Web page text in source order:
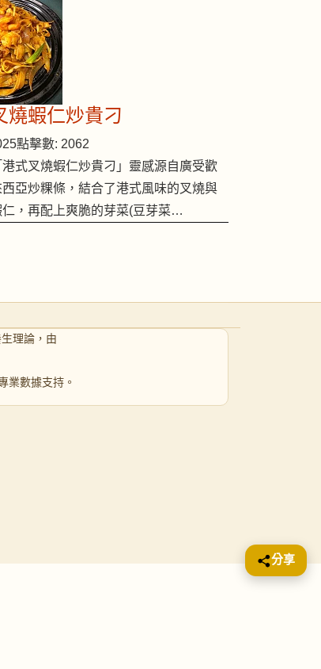
燒蝦仁炒貴刁
點擊數: 2062
式叉燒蝦仁炒貴刁」靈感源自廣受歡
亞炒粿條，結合了港式風味的叉燒與
仁，再配上爽脆的芽菜(豆芽菜…
理論，由
業數據支持。
分享